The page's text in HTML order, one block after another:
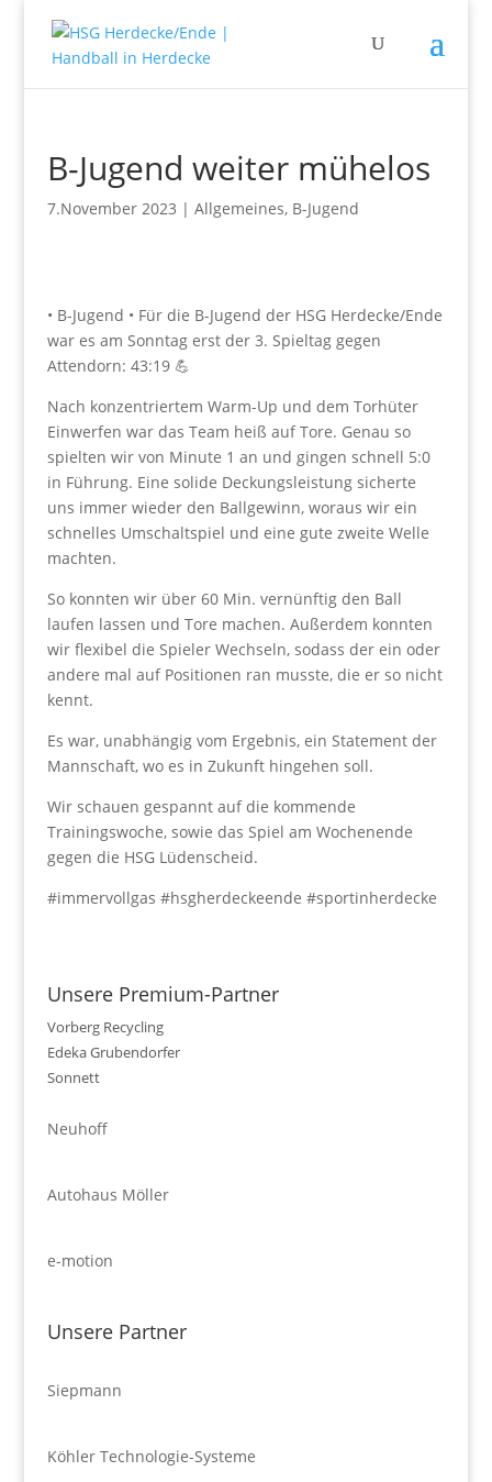
B-Jugend weiter mühelos
7.November 2023 | Allgemeines, B-Jugend
• B-Jugend • Für die B-Jugend der HSG Herdecke/Ende
war es am Sonntag erst der 3. Spieltag gegen
Attendorn: 43:19 💪
Nach konzentriertem Warm-Up und dem Torhüter
Einwerfen war das Team heiß auf Tore. Genau so
spielten wir von Minute 1 an und gingen schnell 5:0
in Führung. Eine solide Deckungsleistung sicherte
uns immer wieder den Ballgewinn, woraus wir ein
schnelles Umschaltspiel und eine gute zweite Welle
machten.
So konnten wir über 60 Min. vernünftig den Ball
laufen lassen und Tore machen. Außerdem konnten
wir flexibel die Spieler Wechseln, sodass der ein oder
andere mal auf Positionen ran musste, die er so nicht
kennt.
Es war, unabhängig vom Ergebnis, ein Statement der
Mannschaft, wo es in Zukunft hingehen soll.
Wir schauen gespannt auf die kommende
Trainingswoche, sowie das Spiel am Wochenende
gegen die HSG Lüdenscheid.
#immervollgas #hsgherdeckeende #sportinherdecke
Unsere Premium-Partner
Vorberg Recycling
Edeka Grubendorfer
Sonnett
Neuhoff
Autohaus Möller
e-motion
Unsere Partner
Siepmann
Köhler Technologie-Systeme